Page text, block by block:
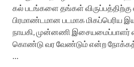
கல் படங்களை தங்கள் விருப்பத்திற்கு
பிரமாண்டமான படமாக மிகப்பெரிய
நாயகி, முன்னணி இசையமைப்பாளர்
கொண்டு வர வேண்டும் என்ற